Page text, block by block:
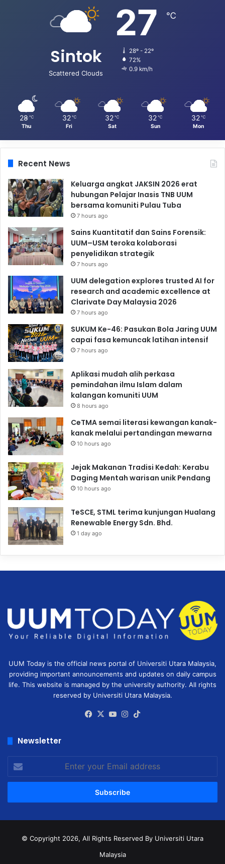
Sintok
Scattered Clouds
27 ℃
28º - 22º
72%
0.9 km/h
28 ℃
Thu
32 ℃
Fri
32 ℃
Sat
32 ℃
Sun
32 ℃
Mon
Recent News
Keluarga angkat JAKSIN 2026 erat
hubungan Pelajar Inasis TNB UUM
bersama komuniti Pulau Tuba
7 hours ago
Sains Kuantitatif dan Sains Forensik:
UUM–USM teroka kolaborasi
penyelidikan strategik
7 hours ago
UUM delegation explores trusted AI for
research and academic excellence at
Clarivate Day Malaysia 2026
7 hours ago
SUKUM Ke-46: Pasukan Bola Jaring UUM
capai fasa kemuncak latihan intensif
7 hours ago
Aplikasi mudah alih perkasa
pemindahan ilmu Islam dalam
kalangan komuniti UUM
8 hours ago
CeTMA semai literasi kewangan kanak-
kanak melalui pertandingan mewarna
10 hours ago
Jejak Makanan Tradisi Kedah: Kerabu
Daging Mentah warisan unik Pendang
10 hours ago
TeSCE, STML terima kunjungan Hualang
Renewable Energy Sdn. Bhd.
1 day ago
UUM Today is the official news portal of Universiti Utara Malaysia,
providing important announcements and updates on daily campus
life. This website is managed by the university authority. All rights
reserved by Universiti Utara Malaysia.
Facebook
X YouTubeInstagram
Newsletter
your
Email
© Copyright 2026, All Rights Reserved By Universiti Utara
Malaysia